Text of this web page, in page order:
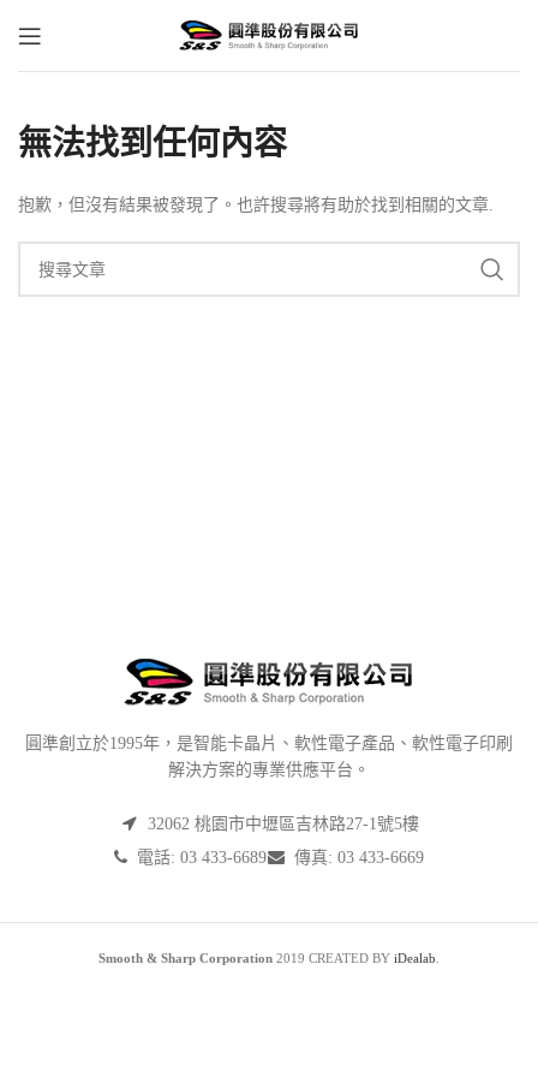
無法找到任何內容
抱歉，但沒有結果被發現了。也許搜尋將有助於找到相關的文章.
圓準創立於1995年，是智能卡晶片、軟性電子產品、軟性電子印刷
解決方案的專業供應平台。
32062 桃園市中壢區吉林路27-1號5樓
電話: 03 433-6689
傳真: 03 433-6669
Smooth & Sharp Corporation 2019 CREATED BY iDealab